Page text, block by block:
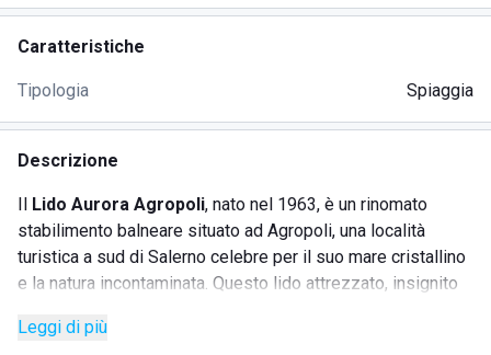
Caratteristiche
Tipologia Spiaggia
Descrizione
Il Lido Aurora Agropoli, nato nel 1963, è un rinomato
stabilimento balneare situato ad Agropoli, una località
turistica a sud di Salerno celebre per il suo mare cristallino
e la natura incontaminata. Questo lido attrezzato, insignito
cordiale e l'alta qualità dei servizi offerti, garantendo
Leggi di più